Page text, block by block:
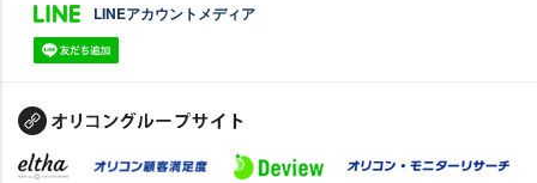
LINEアカウントメディア